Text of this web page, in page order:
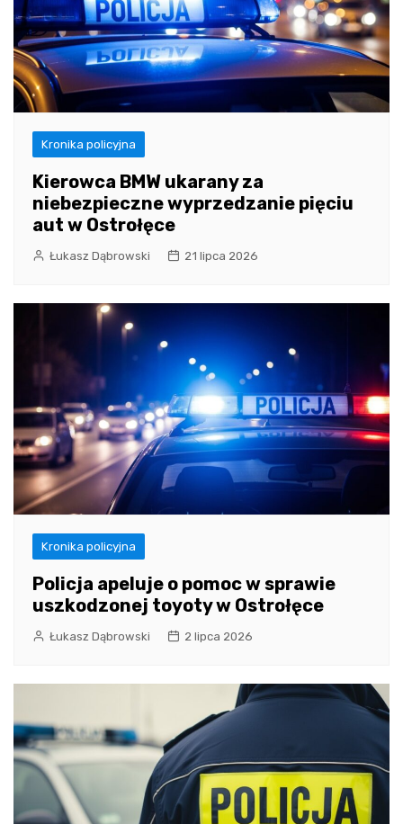
Kronika policyjna
Kierowca BMW ukarany za
niebezpieczne wyprzedzanie pięciu
aut w Ostrołęce
Łukasz Dąbrowski 21 lipca 2026
Kronika policyjna
Policja apeluje o pomoc w sprawie
uszkodzonej toyoty w Ostrołęce
Łukasz Dąbrowski 2 lipca 2026